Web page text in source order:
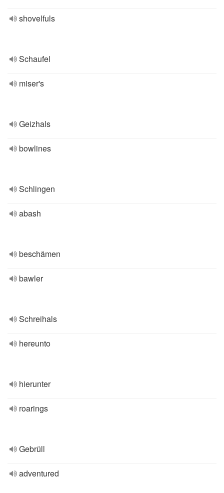
shovelfuls
Schaufel
miser's
Geizhals
bowlines
Schlingen
abash
beschämen
bawler
Schreihals
hereunto
hierunter
roarings
Gebrüll
adventured